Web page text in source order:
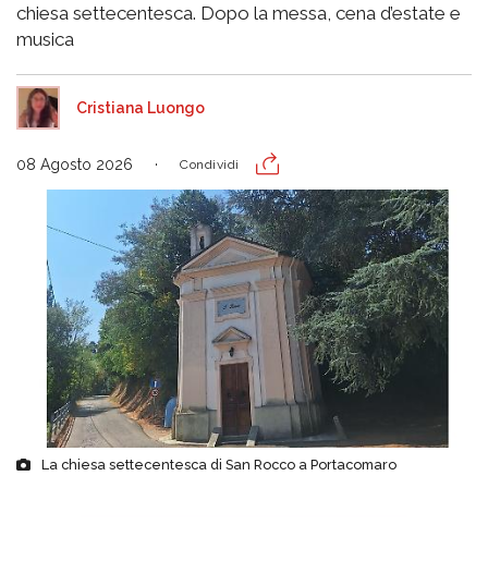
chiesa settecentesca. Dopo la messa, cena d’estate e
musica
Cristiana Luongo
08 Agosto 2026 Condividi
La chiesa settecentesca di San Rocco a Portacomaro